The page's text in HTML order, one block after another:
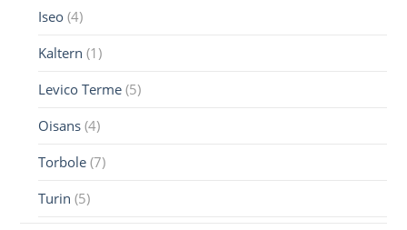
Iseo (4)
Kaltern (1)
Levico Terme (5)
Oisans (4)
Torbole (7)
Turin (5)